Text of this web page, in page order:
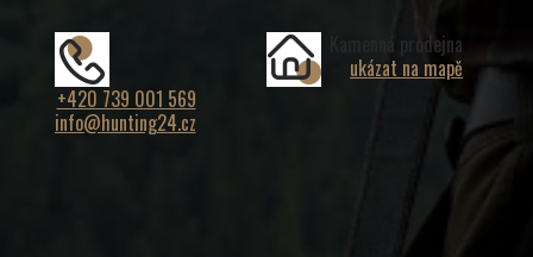
+420 739 001 569
info@hunting24.cz
Kamenná prodejna
ukázat na mapě